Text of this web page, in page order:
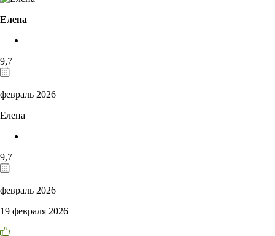
Елена
9,7
февраль 2026
Елена
9,7
февраль 2026
19 февраля 2026